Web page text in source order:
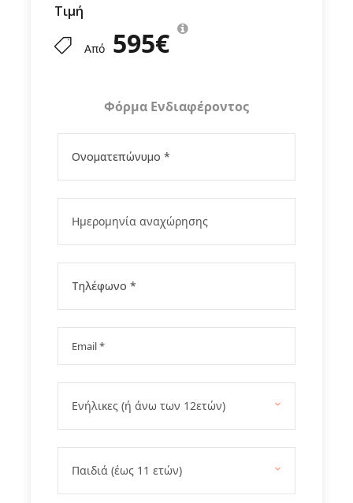
Τιμή
Από 595€
Φόρμα Ενδιαφέροντος
Πρόγραμμα
1η ημέρα Αθήνα - Βελιγράδι , πρώτη γνωριμία με
την πόλη
κέντρο Τίτο, βραδινή βόλτα στη Skadarlja
3η ημέρα Βελιγράδι - Νόβισαντ - Stremsi - Karlvsi
Ζεμούν
Παρατηρητήριο – Αβαλα